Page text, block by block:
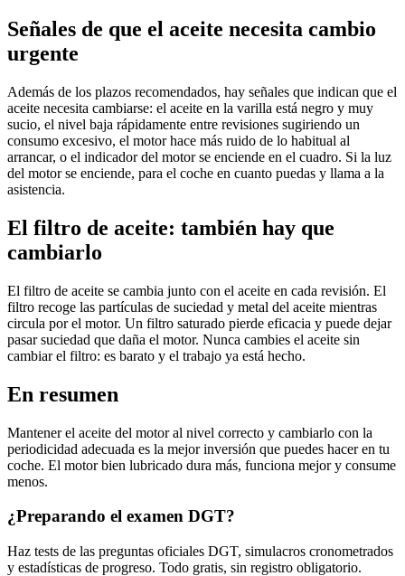
Señales de que el aceite necesita cambio
urgente
Además de los plazos recomendados, hay señales que indican que el
aceite necesita cambiarse: el aceite en la varilla está negro y muy
sucio, el nivel baja rápidamente entre revisiones sugiriendo un
consumo excesivo, el motor hace más ruido de lo habitual al
arrancar, o el indicador del motor se enciende en el cuadro. Si la luz
del motor se enciende, para el coche en cuanto puedas y llama a la
asistencia.
El filtro de aceite: también hay que
cambiarlo
El filtro de aceite se cambia junto con el aceite en cada revisión. El
filtro recoge las partículas de suciedad y metal del aceite mientras
circula por el motor. Un filtro saturado pierde eficacia y puede dejar
pasar suciedad que daña el motor. Nunca cambies el aceite sin
cambiar el filtro: es barato y el trabajo ya está hecho.
En resumen
Mantener el aceite del motor al nivel correcto y cambiarlo con la
periodicidad adecuada es la mejor inversión que puedes hacer en tu
coche. El motor bien lubricado dura más, funciona mejor y consume
menos.
¿Preparando el examen DGT?
Haz tests de las preguntas oficiales DGT, simulacros cronometrados
y estadísticas de progreso. Todo gratis, sin registro obligatorio.